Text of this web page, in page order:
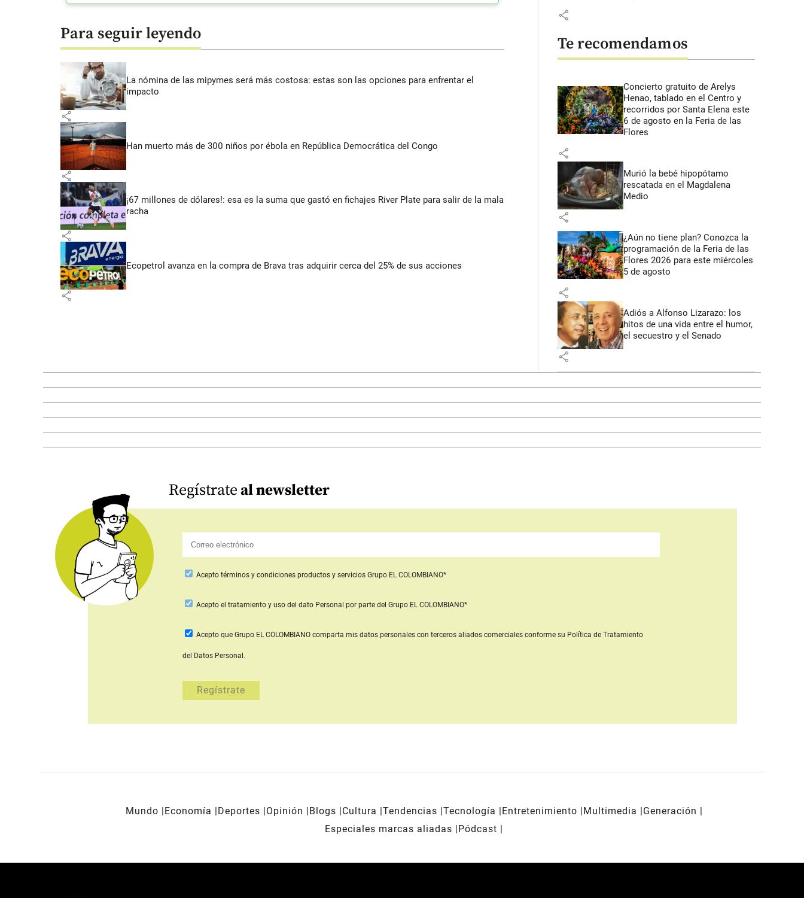
Para seguir leyendo
La nómina de las mipymes será más costosa: estas son las opciones para enfrentar el
impacto
share
Han muerto más de 300 niños por ébola en República Democrática del Congo
share
¡67 millones de dólares!: esa es la suma que gastó en fichajes River Plate para salir de la mala
racha
share
Ecopetrol avanza en la compra de Brava tras adquirir cerca del 25% de sus acciones
share
share
Te recomendamos
Concierto gratuito de Arelys
Henao, tablado en el Centro y
recorridos por Santa Elena este
6 de agosto en la Feria de las
Flores
share
Murió la bebé hipopótamo
rescatada en el Magdalena
Medio
share
¿Aún no tiene plan? Conozca la
programación de la Feria de las
Flores 2026 para este miércoles
5 de agosto
share
Adiós a Alfonso Lizarazo: los
hitos de una vida entre el humor,
el secuestro y el Senado
share
Regístrateal newsletter
Acepto términos y condiciones productos y servicios Grupo EL COLOMBIANO*
Aceptoel tratamiento y uso del dato Personal por parte del Grupo EL COLOMBIANO*
Acepto que Grupo EL COLOMBIANO comparta mis datos personales con terceros aliados comercialesconforme su Política de Tratamiento
del Datos Personal.
Mundo Economía Deportes Opinión Blogs Cultura Tendencias Tecnología Entretenimiento Multimedia
Generación
Especiales marcas aliadas
Pódcast